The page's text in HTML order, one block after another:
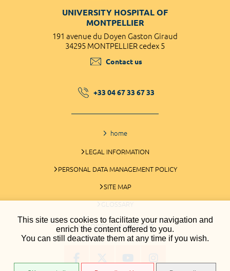
This site uses cookies to facilitate your navigation and
enrich the content offered to you.
You can still deactivate them at any time if you wish.
UNIVERSITY HOSPITAL OF
MONTPELLIER
191 avenue du Doyen Gaston Giraud
34295 MONTPELLIER cedex 5
Contact us
+33 04 67 33 67 33
home
LEGAL INFORMATION
PERSONAL DATA MANAGEMENT POLICY
SITE MAP
GLOSSARY
COOKIES MANAGEMENT